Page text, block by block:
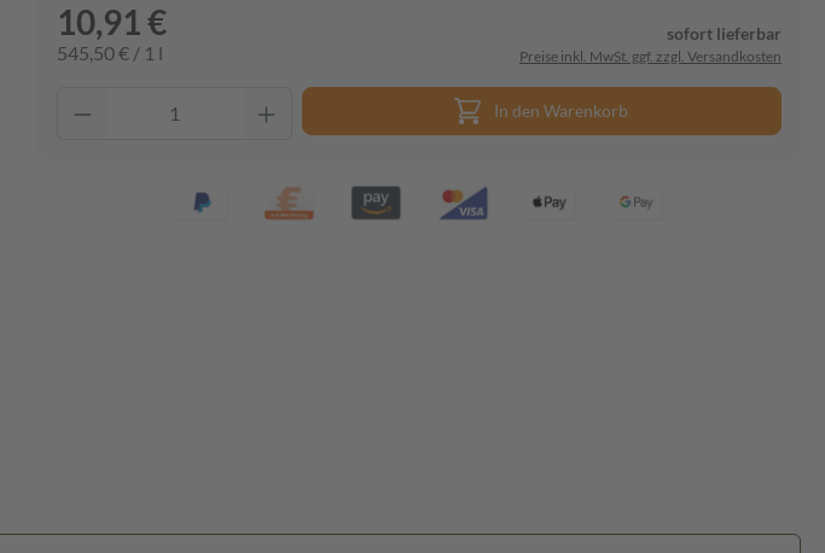
10,91 €
545,50 € / 1 l
sofort lieferbar
Preise inkl. MwSt. ggf. zzgl. Versandkosten
In den Warenkorb